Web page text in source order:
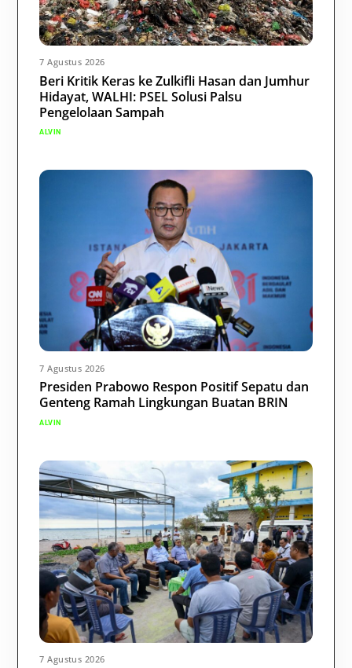
7 Agustus 2026
Beri Kritik Keras ke Zulkifli Hasan dan Jumhur
Hidayat, WALHI: PSEL Solusi Palsu
Pengelolaan Sampah
ALVIN
7 Agustus 2026
Presiden Prabowo Respon Positif Sepatu dan
Genteng Ramah Lingkungan Buatan BRIN
ALVIN
7 Agustus 2026